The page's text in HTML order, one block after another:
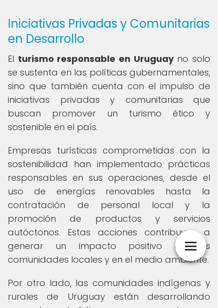
Iniciativas Privadas y Comunitarias
en Desarrollo
El turismo responsable en Uruguayno solo
se sustenta en las políticas gubernamentales,
sino que también cuenta con el impulso de
iniciativas privadas y comunitarias que
buscan promover un turismo ético y
sostenible en el país.
Empresas turísticas comprometidas con la
sostenibilidad han implementado prácticas
responsables en sus operaciones, desde el
uso de energías renovables hasta la
contratación de personal local y la
promoción de productos y servicios
autóctonos. Estas acciones contribuyen a
generar un impacto positivo en las
comunidades locales y en el medio ambiente.
Por otro lado, las comunidades indígenas y
rurales de Uruguay están desarrollando